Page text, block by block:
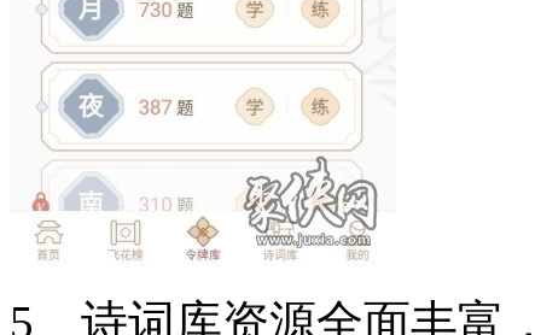
5、诗词库资源全面丰富